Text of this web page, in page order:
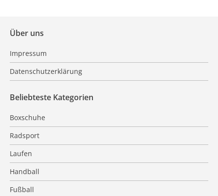
Über uns
Impressum
Datenschutzerklärung
Beliebteste Kategorien
Boxschuhe
Radsport
Laufen
Handball
Fußball